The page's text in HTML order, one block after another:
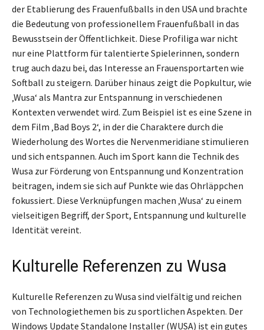
der Etablierung des Frauenfußballs in den USA und brachte
die Bedeutung von professionellem Frauenfußball in das
Bewusstsein der Öffentlichkeit. Diese Profiliga war nicht
nur eine Plattform für talentierte Spielerinnen, sondern
trug auch dazu bei, das Interesse an Frauensportarten wie
Softball zu steigern. Darüber hinaus zeigt die Popkultur, wie
‚Wusa‘ als Mantra zur Entspannung in verschiedenen
Kontexten verwendet wird. Zum Beispiel ist es eine Szene in
dem Film ‚Bad Boys 2‘, in der die Charaktere durch die
Wiederholung des Wortes die Nervenmeridiane stimulieren
und sich entspannen. Auch im Sport kann die Technik des
Wusa zur Förderung von Entspannung und Konzentration
beitragen, indem sie sich auf Punkte wie das Ohrläppchen
fokussiert. Diese Verknüpfungen machen ‚Wusa‘ zu einem
vielseitigen Begriff, der Sport, Entspannung und kulturelle
Identität vereint.
Kulturelle Referenzen zu Wusa
Kulturelle Referenzen zu Wusa sind vielfältig und reichen
von Technologiethemen bis zu sportlichen Aspekten. Der
Windows Update Standalone Installer (WUSA) ist ein gutes